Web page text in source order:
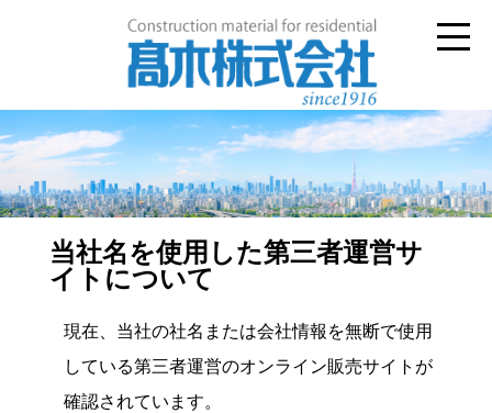
当社名を使用した第三者運営サ
イトについて
現在、当社の社名または会社情報を無断で使用
している第三者運営のオンライン販売サイトが
確認されています。